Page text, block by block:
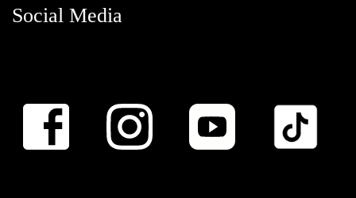
Social Media